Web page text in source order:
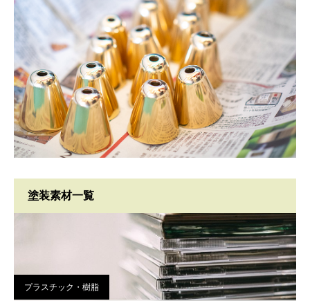
塗装素材一覧
プラスチック・樹脂